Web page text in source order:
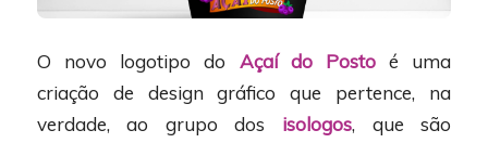
O novo logotipo do Açaí do Postoé uma
criação de design gráfico que pertence, na
verdade, ao grupo dos isologos, que são